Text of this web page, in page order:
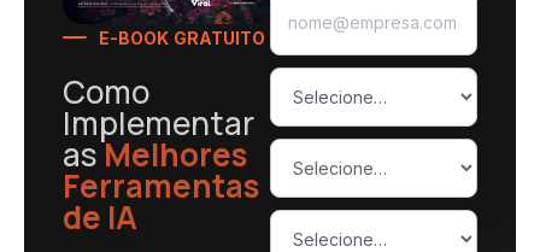
E-BOOK GRATUITO
Como
Implementar
asMelhores
Ferramentas
de IA